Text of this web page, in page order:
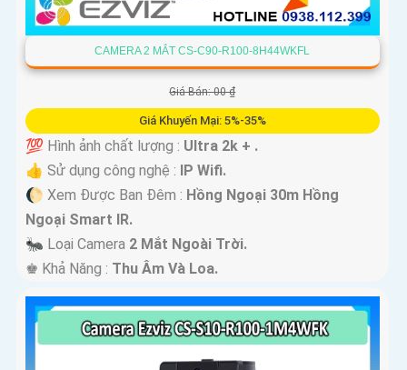
CAMERA 2 MẮT CS-C90-R100-8H44WKFL
Giá Bán: 00 ₫
Giá Khuyến Mại: 5%-35%
💯 Hình ảnh chất lượng : Ultra 2k + .
👍 Sử dụng công nghệ : IP Wifi.
🌔 Xem Được Ban Đêm : Hồng Ngoại 30m Hồng
Ngoại Smart IR.
🐜 Loại Camera 2 Mắt Ngoài Trời.
️♚ Khả Năng : Thu Âm Và Loa.